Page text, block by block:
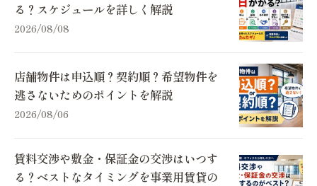
る？スケジュールを詳しく解説
2026/08/08
店舗物件は申込順？契約順？希望物件を
逃さないためのポイントを解説
2026/08/06
賃料交渉や敷金・保証金の交渉はいつす
る？ベストなタイミングを事業用賃貸の